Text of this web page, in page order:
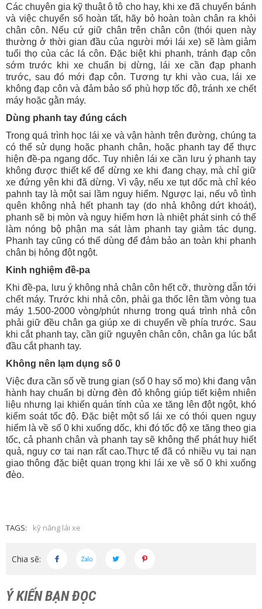
Các chuyên gia kỹ thuật ô tô cho hay, khi xe đã chuyển bánh
và việc chuyển số hoàn tất, hãy bỏ hoàn toàn chân ra khỏi
chân côn. Nếu cứ giữ chân trên chân côn (thói quen này
thường ở thời gian đầu của người mới lái xe) sẽ làm giảm
tuổi thọ của các lá côn. Đặc biệt khi phanh, tránh đạp côn
sớm trước khi xe chuẩn bị dừng, lái xe cần đạp phanh
trước, sau đó mới đạp côn. Tương tự khi vào cua, lái xe
không đạp côn và đảm bảo số phù hợp tốc độ, tránh xe chết
máy hoặc gằn máy.
Dùng phanh tay đúng cách
Trong quá trình học lái xe và vận hành trên đường, chúng ta
có thể sử dụng hoặc phanh chân, hoặc phanh tay để thực
hiện đề-pa ngang dốc. Tuy nhiên lái xe cần lưu ý phanh tay
không được thiết kế để dừng xe khi đang chạy, mà chỉ giữ
xe đứng yên khi đã dừng. Vì vậy, nếu xe tụt dốc mà chỉ kéo
pahnh tay là một sai lầm nguy hiểm. Ngược lại, nếu vô tình
quên không nhả hết phanh tay (do nhả không dứt khoát),
phanh sẽ bị mòn và nguy hiểm hơn là nhiệt phát sinh có thể
làm nóng bộ phận ma sát làm phanh tay giảm tác dụng.
Phanh tay cũng có thể dùng để đảm bảo an toàn khi phanh
chân bị hỏng đột ngột.
Kinh nghiệm đề-pa
Khi đề-pa, lưu ý không nhả chân côn hết cỡ, thường dẫn tới
chết máy. Trước khi nhả côn, phải ga thốc lên tầm vòng tua
máy 1.500-2000 vòng/phút nhưng trong quá trình nhả côn
phải giữ đều chân ga giúp xe di chuyển về phía trước. Sau
khi cắt phanh tay, cần giữ nguyên chân côn, chân ga lúc bắt
đầu cắt phanh tay.
Không nên lạm dụng số 0
Việc đưa cần số về trung gian (số 0 hay số mo) khi đang vận
hành hay chuẩn bị dừng đèn đỏ không giúp tiết kiệm nhiên
liệu nhưng lại khiến quán tính của xe tăng lên đột ngột, khó
kiểm soát tốc độ. Đặc biệt một số lái xe có thói quen nguy
hiểm là về số 0 khi xuống dốc, khi đó tốc độ xe tăng theo gia
tốc, cả phanh chân và phanh tay sẽ không thể phát huy hiết
quả, nguy cơ tai nạn rất cao.Thực tế đã có nhiều vụ tai nạn
giao thông đặc biệt quan trọng khi lái xe về số 0 khi xuống
đèo.
TAGS: kỹ năng lái xe
Chia sẽ:
Ý KIẾN BẠN ĐỌC